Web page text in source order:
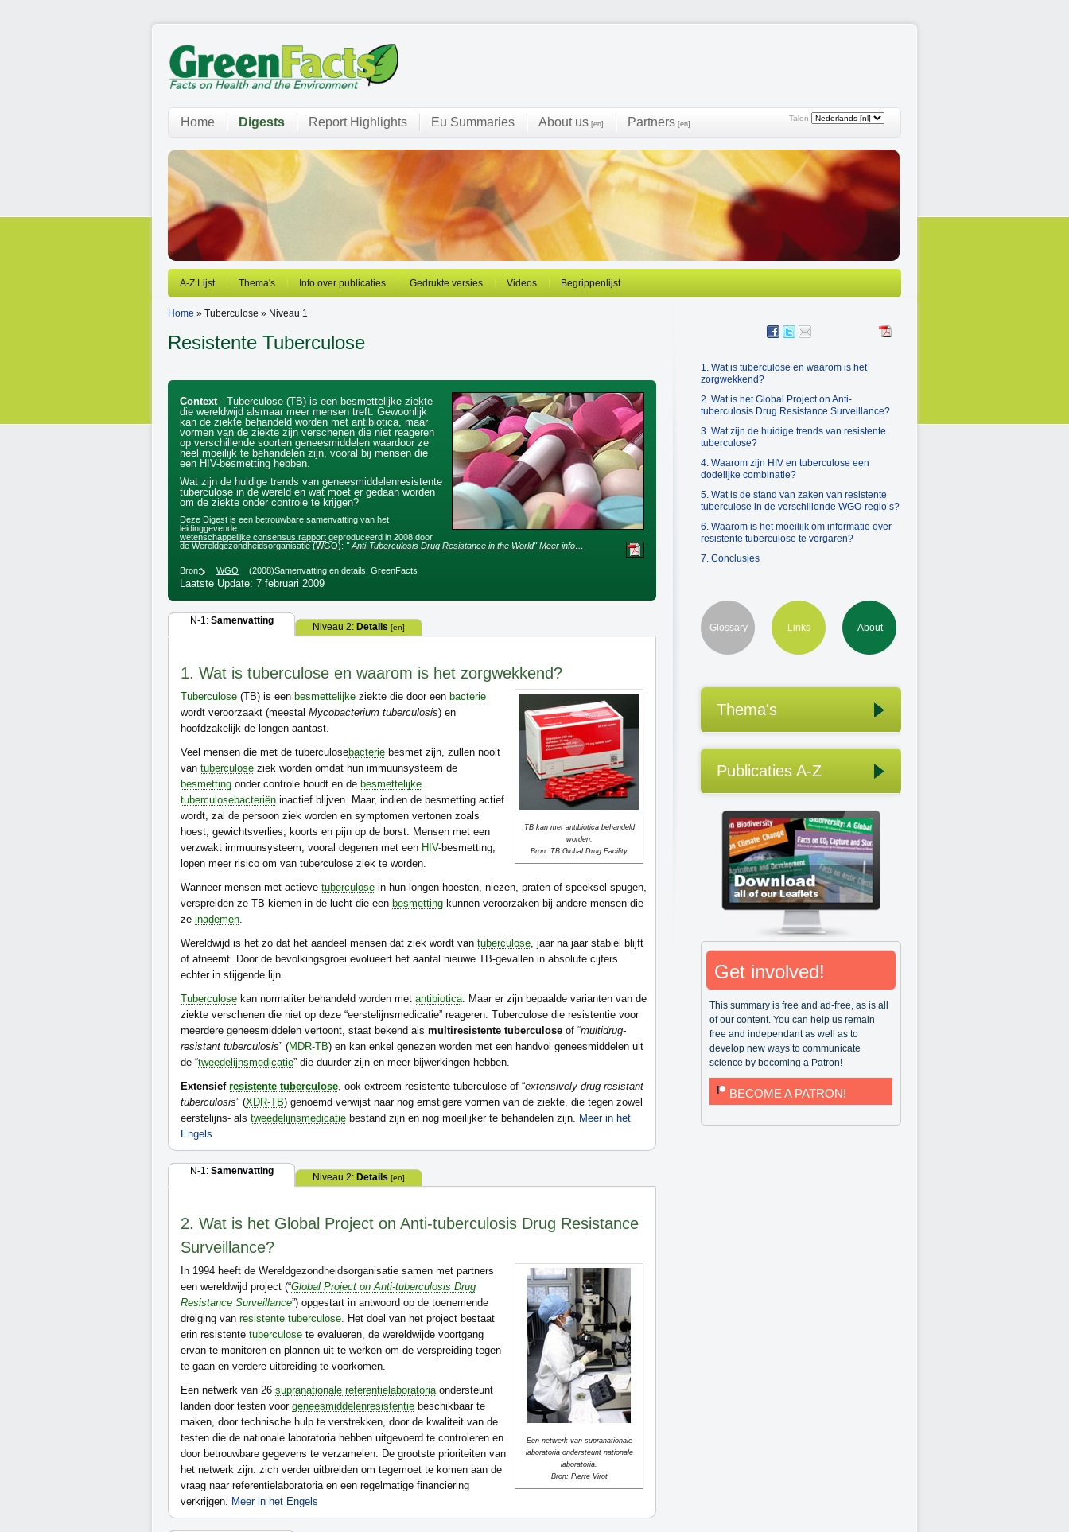
Talen:
Home Digests Report Highlights Eu Summaries About us [en] Partners [en]
A-Z Lijst Thema's Info over publicaties Gedrukte versies Videos Begrippenlijst
Home » Tuberculose » Niveau 1
Resistente Tuberculose
Context- Tuberculose (TB) is een besmettelijke ziekte
die wereldwijd alsmaar meer mensen treft. Gewoonlijk
kan de ziekte behandeld worden met antibiotica, maar
vormen van de ziekte zijn verschenen die niet reageren
op verschillende soorten geneesmiddelen waardoor ze
heel moeilijk te behandelen zijn, vooral bij mensen die
een HIV-besmetting hebben.
Wat zijn de huidige trends van geneesmiddelenresistente
tuberculose in de wereld en wat moet er gedaan worden
om de ziekte onder controle te krijgen?
Deze Digest is een betrouwbare samenvatting van het
leidinggevende
wetenschappelijke consensus rapport geproduceerd in 2008 door
de Wereldgezondheidsorganisatie (WGO): " Anti-Tuberculosis Drug Resistance in the World" Meer info…
Bron: WGO (2008)Samenvatting en details: GreenFacts
Laatste Update: 7 februari 2009
N-1: Samenvatting
Niveau 2: Details [en]
1. Wat is tuberculose en waarom is het zorgwekkend?
TB kan met antibiotica behandeld
worden.
Bron: TB Global Drug Facility
Tuberculose (TB) is een besmettelijke ziekte die door een bacterie
wordt veroorzaakt (meestal Mycobacterium tuberculosis) en
hoofdzakelijk de longen aantast.
Veel mensen die met de tuberculosebacterie besmet zijn, zullen nooit
van tuberculose ziek worden omdat hun immuunsysteem de
besmetting onder controle houdt en de besmettelijke
tuberculosebacteriën inactief blijven. Maar, indien de besmetting actief
wordt, zal de persoon ziek worden en symptomen vertonen zoals
hoest, gewichtsverlies, koorts en pijn op de borst. Mensen met een
verzwakt immuunsysteem, vooral degenen met een HIV-besmetting,
lopen meer risico om van tuberculose ziek te worden.
Wanneer mensen met actieve tuberculose in hun longen hoesten, niezen, praten of speeksel spugen,
verspreiden ze TB-kiemen in de lucht die een besmetting kunnen veroorzaken bij andere mensen die
ze inademen.
Wereldwijd is het zo dat het aandeel mensen dat ziek wordt van tuberculose, jaar na jaar stabiel blijft
of afneemt. Door de bevolkingsgroei evolueert het aantal nieuwe TB-gevallen in absolute cijfers
echter in stijgende lijn.
Tuberculose kan normaliter behandeld worden met antibiotica. Maar er zijn bepaalde varianten van de
ziekte verschenen die niet op deze “eerstelijnsmedicatie” reageren. Tuberculose die resistentie voor
meerdere geneesmiddelen vertoont, staat bekend als multiresistente tuberculose of “multidrug-
resistant tuberculosis” (MDR-TB) en kan enkel genezen worden met een handvol geneesmiddelen uit
de “tweedelijnsmedicatie” die duurder zijn en meer bijwerkingen hebben.
Extensief resistente tuberculose, ook extreem resistente tuberculose of “extensively drug-resistant
tuberculosis” (XDR-TB) genoemd verwijst naar nog ernstigere vormen van de ziekte, die tegen zowel
eerstelijns- als tweedelijnsmedicatie bestand zijn en nog moeilijker te behandelen zijn. Meer in het
Engels
N-1: Samenvatting
Niveau 2: Details [en]
2. Wat is het Global Project on Anti-tuberculosis Drug Resistance
Surveillance?
Een netwerk van supranationale
laboratoria ondersteunt nationale
laboratoria.
Bron: Pierre Virot
In 1994 heeft de Wereldgezondheidsorganisatie samen met partners
een wereldwijd project (“Global Project on Anti-tuberculosis Drug
Resistance Surveillance”) opgestart in antwoord op de toenemende
dreiging van resistente tuberculose. Het doel van het project bestaat
erin resistente tuberculose te evalueren, de wereldwijde voortgang
ervan te monitoren en plannen uit te werken om de verspreiding tegen
te gaan en verdere uitbreiding te voorkomen.
Een netwerk van 26 supranationale referentielaboratoriaondersteunt
landen door testen voor geneesmiddelenresistentie beschikbaar te
maken, door technische hulp te verstrekken, door de kwaliteit van de
testen die de nationale laboratoria hebben uitgevoerd te controleren en
door betrouwbare gegevens te verzamelen. De grootste prioriteiten van
het netwerk zijn: zich verder uitbreiden om tegemoet te komen aan de
vraag naar referentielaboratoria en een regelmatige financiering
verkrijgen. Meer in het Engels
1. Wat is tuberculose en waarom is het
zorgwekkend?
2. Wat is het Global Project on Anti-
tuberculosis Drug Resistance Surveillance?
3. Wat zijn de huidige trends van resistente
tuberculose?
4. Waarom zijn HIV en tuberculose een
dodelijke combinatie?
5. Wat is de stand van zaken van resistente
tuberculose in de verschillende WGO-regio’s?
6. Waarom is het moeilijk om informatie over
resistente tuberculose te vergaren?
7. Conclusies
Glossary Links About
Thema's
Publicaties A-Z
Get involved!
This summary is free and ad-free, as is all
of our content. You can help us remain
free and independant as well as to
develop new ways to communicate
science by becoming a Patron!
BECOME A PATRON!